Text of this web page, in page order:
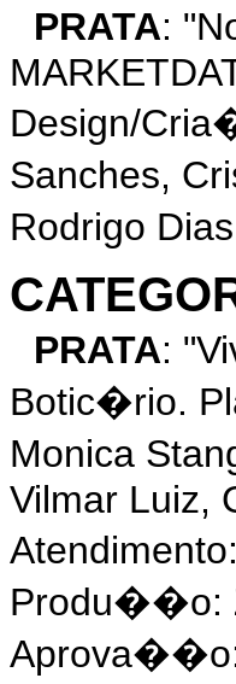
PRATA:
Design/
Sanches,
Rodrigo
PRATA:
Botic�rio.
Monica
Vilmar Luiz,
Produ��o:
Aprova��o: